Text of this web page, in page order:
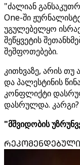
"ძალიან
One-ში
უგულებელყო
შეწყვეტის
შეშფოთებები.
კითხვაზე, არის
და პალესტინის
კონფლიქტი
დასრულდა. კარგი?
"მშვიდობის
ᲠᲔᲙᲝᲛᲔᲜᲓᲔᲑᲣᲚᲘ